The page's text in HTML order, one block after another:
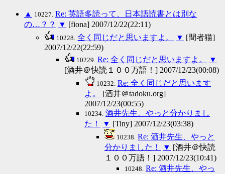
▲ 10227. Re: 英語多読って、日本語読書とは別な
の…？？
▼ [fiona] 2007/12/22(22:11)
10228. 全く同じだと思いますよ。 ▼ [間者猫]
2007/12/22(22:59)
10229. Re: 全く同じだと思いますよ。
▼
[酒井＠快読１００万語！] 2007/12/23(00:08)
10232. Re: 全く同じだと思います
よ。
[酒井＠tadoku.org]
2007/12/23(00:55)
10234. 酒井先生、やっと分かりまし
た！
▼ [Tiny] 2007/12/23(03:38)
10238. Re: 酒井先生、やっと
分かりました！
▼ [酒井＠快読
１００万語！] 2007/12/23(10:41)
10248. Re: 酒井先生、やっ